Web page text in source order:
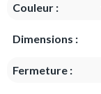
Couleur :
Dimensions :
Fermeture :